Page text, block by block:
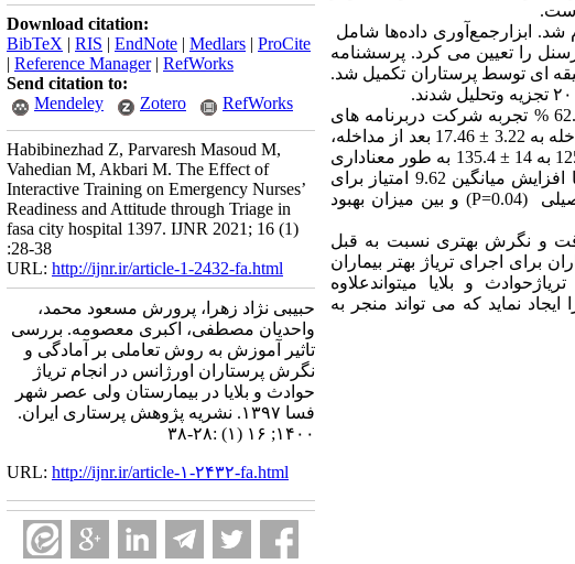
است.
انجام شد. ابزارجمع‌آوری داده‌ها شامل
را تعیین می کرد. پرسشنامه
ای توسط پرستاران تکمیل شد.
یافته ها: 59.5% نمونه ها زن، 51.4 % متاهل،94.6% مدرک کارشناسی، 64.9% شیفت درگردش، 62.2 % تجربه شرکت دربرنامه های
آموزشی در موردحوادث و بلایا را نداشتند. میانگین امتیاز دانش پرستاران از3.59 ± 10.97 قبل از مداخله به 3.22 ± 17.46 بعد از مداخله،
میانگین امتیاز دقت پرستاران از 5.86 ± 15.16 به 4.25 ± 20.89 و میانگین امتیاز نگرش از 15.9 ± 125.8 به 14 ± 135.4 به طور معناداری
). بیشترین تاثیرآموزش به روش تعاملی بر روی نگرش بر تریاژ با افزایش میانگین 9.62 امتیاز برای
(P=0.04) و بین میزان بهبود
دقت و نگرش بهتری نسبت به قبل
برای اجرای تریاژ بهتر بیماران
و بلایا میتواندعلاوه
نماید که می تواند منجر به
Download citation:
BibTeX | RIS | EndNote | Medlars | ProCite
| Reference Manager| RefWorks
Send citation to:
Mendeley
Zotero RefWorks
Habibinezhad Z, Parvaresh Masoud M,
Vahedian M, Akbari M. The Effect of
Interactive Training on Emergency Nurses’
Readiness and Attitude through Triage in
fasa city hospital 1397. IJNR 2021; 16 (1)
:28-38
URL: http://ijnr.ir/article-1-2432-fa.html
حبیبی نژاد زهرا، پرورش مسعود محمد،
واحدیان مصطفی، اکبری معصومه. بررسی
تاثیر آموزش به روش تعاملی بر آمادگی و
نگرش پرستاران اورژانس در انجام تریاژ
حوادث و بلایا در بیمارستان ولی عصر شهر
فسا ۱۳۹۷. نشریه پژوهش پرستاری ایران.
۱۴۰۰; ۱۶ (۱) :۲۸-۳۸
URL: http://ijnr.ir/article-۱-۲۴۳۲-fa.html